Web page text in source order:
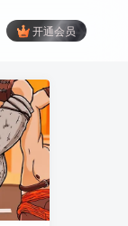
开通会员